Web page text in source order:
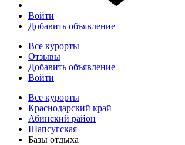
Войти
Добавить объявление
Все курорты
Отзывы
Добавить объявление
Войти
Все курорты
Краснодарский край
Абинский район
Шапсугская
Базы отдыха